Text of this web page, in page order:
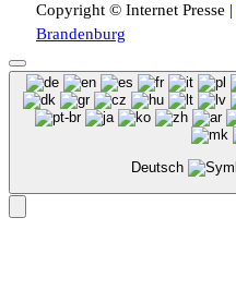
Copyright © Internet Presse |
Brandenburg
Deutsch